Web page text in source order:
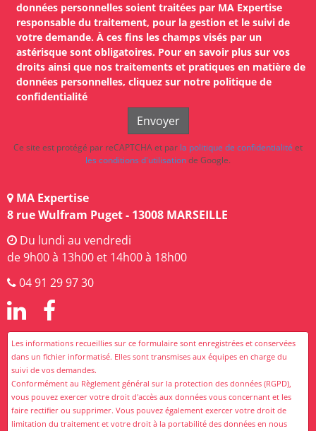
données personnelles soient traitées par MA Expertise
responsable du traitement, pour la gestion et le suivi de
votre demande. À ces fins les champs visés par un
astérisque sont obligatoires. Pour en savoir plus sur vos
droits ainsi que nos traitements et pratiques en matière de
données personnelles, cliquez sur notre politique de
confidentialité
Envoyer
Ce site est protégé par reCAPTCHA et par la politique de confidentialité et
les conditions d'utilisationde Google.
MA Expertise
8 rue Wulfram Puget - 13008 MARSEILLE
Du lundi au vendredi
de 9h00 à 13h00 et 14h00 à 18h00
04 91 29 97 30
Les informations recueillies sur ce formulaire sont enregistrées et conservées
dans un fichier informatisé. Elles sont transmises aux équipes en charge du
suivi de vos demandes.
Conformément au Règlement général sur la protection des données (RGPD),
vous pouvez exercer votre droit d'accès aux données vous concernant et les
faire rectifier ou supprimer. Vous pouvez également exercer votre droit de
limitation du traitement et votre droit à la portabilité des données en nous